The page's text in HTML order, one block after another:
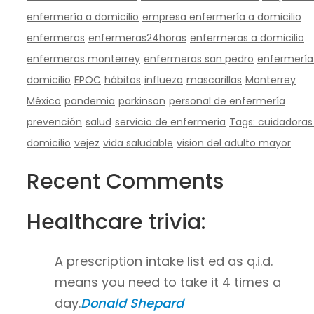
enfermería a domicilio empresa enfermería a domicilio
enfermeras enfermeras24horas enfermeras a domicilio
enfermeras monterrey enfermeras san pedro
domicilio EPOC hábitos influeza mascarillas Monterrey
México pandemia parkinson personal de enfermería
prevención salud servicio de enfermeria Tags:
domicilio vejez vida saludable vision del adulto mayor
Recent Comments
Healthcare trivia:
A prescription intake list ed as q.i.d.
means you need to take it 4 times a
day.Donald Shepard